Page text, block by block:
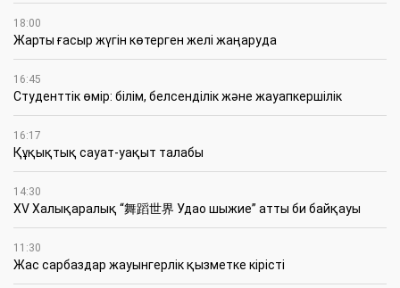
18:00
Жарты ғасыр жүгін көтерген желі жаңаруда
16:45
Студенттік өмір: білім, белсенділік және жауапкершілік
16:17
Құқықтық сауат-уақыт талабы
14:30
XV Халықаралық “舞蹈世界 Удао шыжие” атты би байқауы
11:30
Жас сарбаздар жауынгерлік қызметке кірісті